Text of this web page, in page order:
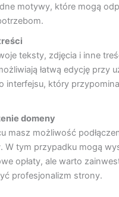
motywy, które mogą
teksty, zdjęcia i inne
łatwą edycję przy
interfejsu, który
domeny
masz możliwość
W tym przypadku mogą
opłaty, ale warto
profesjonalizm strony.